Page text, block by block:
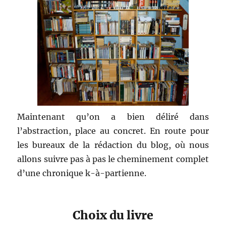
Maintenant qu’on a bien déliré dans
l’abstraction, place au concret. En route pour
les bureaux de la rédaction du blog, où nous
allons suivre pas à pas le cheminement complet
d’une chronique k-à-partienne.
Choix du livre